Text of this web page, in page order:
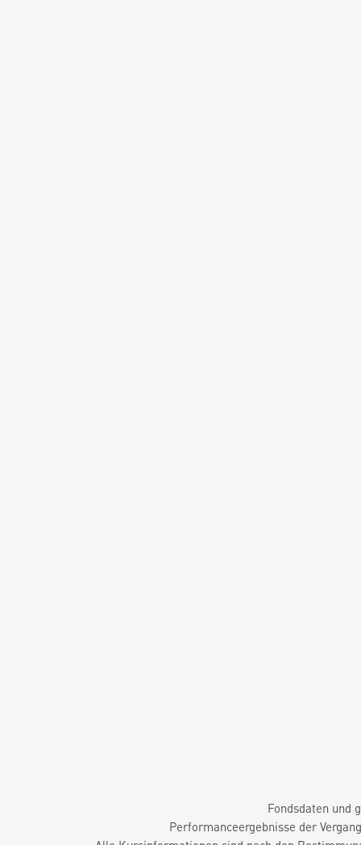
Fondsdaten und
Performanceergebnisse der